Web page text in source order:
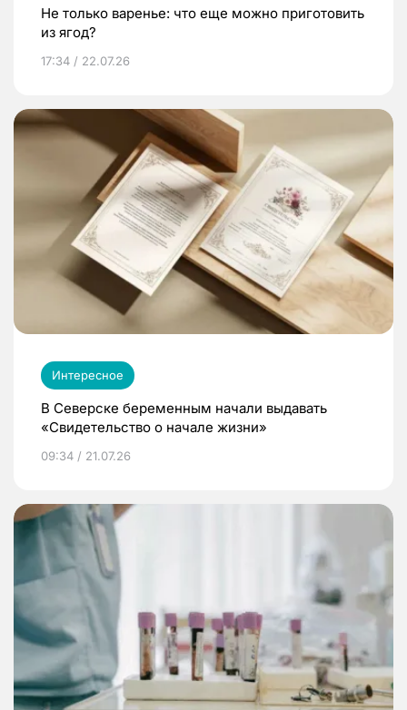
Не только варенье: что еще можно приготовить
из ягод?
17:34 / 22.07.26
Интересное
В Северске беременным начали выдавать
«Свидетельство о начале жизни»
09:34 / 21.07.26